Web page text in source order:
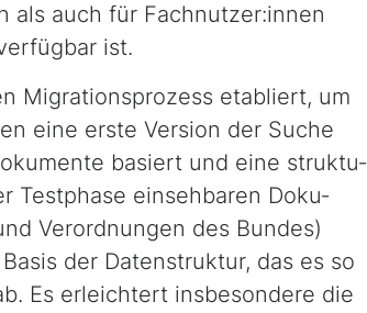
als auch für Fachnutzer:innen
ist.
Migrationsprozess etabliert, um
eine erste Version der Suche
basiert und eine struk­tu­
Testphase einsehbaren Do­ku­
Verordnungen des Bundes)
der Datenstruktur, das es so
Es erleichtert insbesondere die